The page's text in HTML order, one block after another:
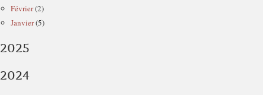
Février(2)
Janvier(5)
2025
2024